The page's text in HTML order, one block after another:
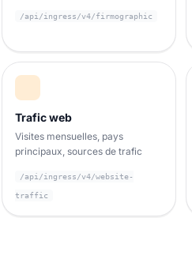
/api/ingress/v4/firmographic
Trafic web
Visites mensuelles, pays
principaux, sources de trafic
/api/ingress/v4/website-
traffic